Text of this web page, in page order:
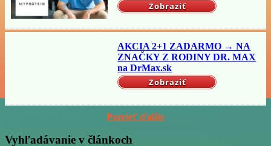
Zobraziť
AKCIA 2+1 ZADARMO → NA
ZNAČKY Z RODINY DR. MAX
na DrMax.sk
Zobraziť
Pozrieť ďalšie
Vyhľadávanie v článkoch